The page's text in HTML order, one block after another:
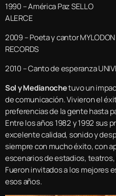
1990 – América Paz SELLO
2009 – Poeta y cantor MYLODON
2010 – Canto de esperanza
Sol y Medianochetuvo un
de comunicación. Vivieron el
preferencias de la gente hasta
Entre los años 1982 y 1992 sus
excelente calidad, sonido y
siempre con mucho éxito, con
escenarios de estadios,
Fueron invitados a los mejores
esos años.